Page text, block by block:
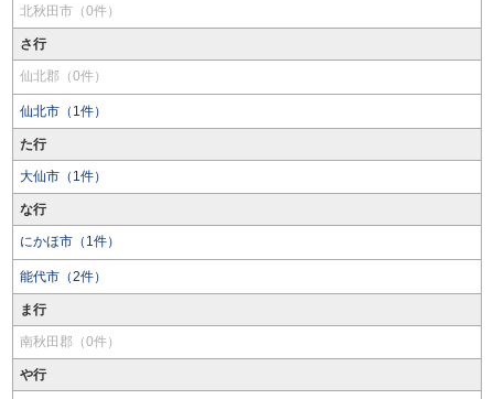
北秋田市（0件）
さ行
仙北郡（0件）
仙北市（1件）
た行
大仙市（1件）
な行
にかほ市（1件）
能代市（2件）
ま行
南秋田郡（0件）
や行